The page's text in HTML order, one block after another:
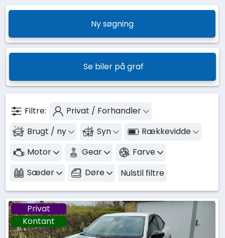
Ny søgning
Se biler på graf
Filtre:
Privat / Forhandler
Brugt / ny
Syn
Rækkevidde
Motor
Gear
Farve
Sæder
Døre Nulstil filtre
Kontant
Privat